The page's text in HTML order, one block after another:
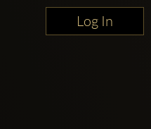
Log In